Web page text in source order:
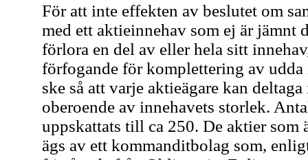
För att inte effekten av beslutet om
med ett aktieinnehav som ej är jämnt
förlora en del av eller hela sitt
förfogande för komplettering av
ske så att varje aktieägare kan
oberoende av innehavets storlek.
uppskattats till ca 250. De aktier som
ägs av ett kommanditbolag som,